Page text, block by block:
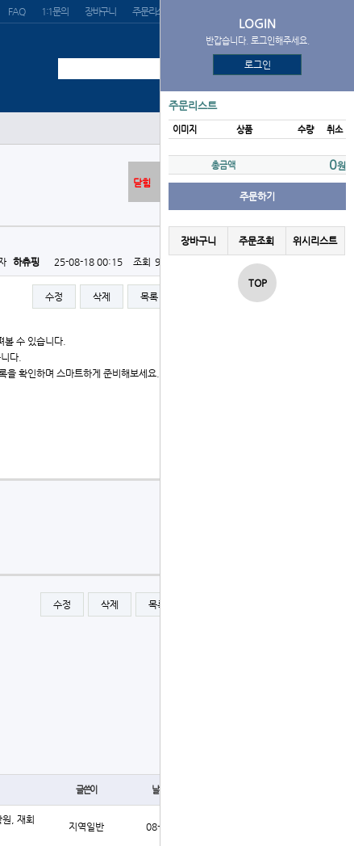
FAQ 1:1문의 장바구니 주문리스트
LOGIN
반갑습니다. 로그인해주세요.
로그인
주문리스트
이미지 상품 수량 취소
총금액 0원
주문하기
장바구니 주문조회 위시리스트
TOP
닫힘
하츄핑 25-08-18 00:15 조회 935회
수정 삭제 목록
볼 수 있습니다.
다.
을 확인하며 스마트하게 준비해보세요.
수정 삭제 목록
글쓴이 날짜
, 재회
지역일반 08-04